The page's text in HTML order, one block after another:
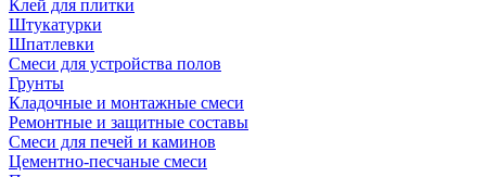
Клей для плитки
Штукатурки
Шпатлевки
Смеси для устройства полов
Грунты
Кладочные и монтажные смеси
Ремонтные и защитные составы
Смеси для печей и каминов
Цементно-песчаные смеси